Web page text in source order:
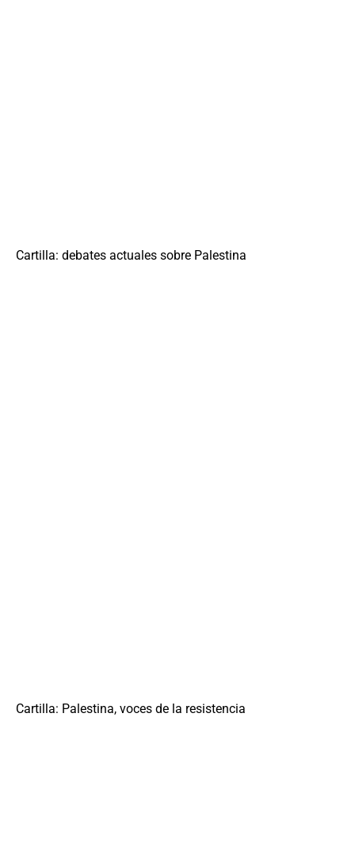
Cartilla: debates actuales sobre Palestina
Cartilla: Palestina, voces de la resistencia